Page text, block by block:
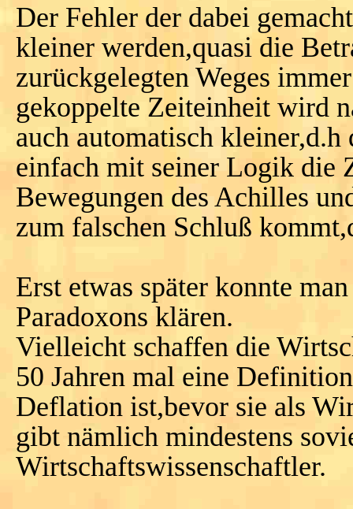
Der Fehler der dabei
kleiner werden,quasi die
zurückgelegten Weges
gekoppelte Zeiteinheit wird
auch automatisch
einfach mit seiner Logik die
Bewegungen des Achilles
zum falschen Schluß
Erst etwas später konnte
Paradoxons klären.
Vielleicht schaffen die
50 Jahren mal eine
Deflation ist,bevor sie als
gibt nämlich mindestens
Wirtschaftswissenschaftler.